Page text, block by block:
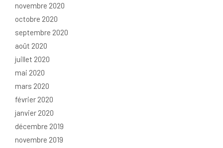
novembre 2020
octobre 2020
septembre 2020
août 2020
juillet 2020
mai 2020
mars 2020
février 2020
janvier 2020
décembre 2019
novembre 2019